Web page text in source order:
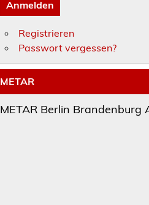
Anmelden
Registrieren
Passwort vergessen?
METAR
METAR Berlin Brandenburg